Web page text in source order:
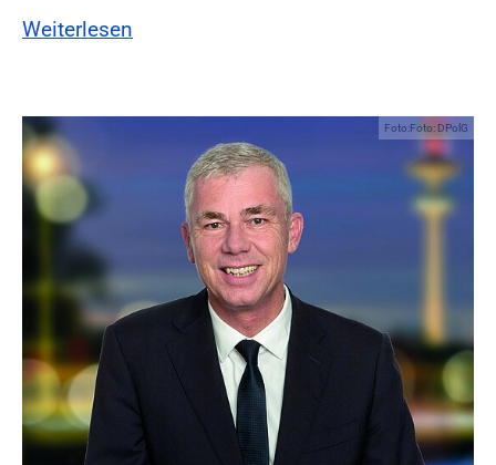
Weiterlesen
Foto:Foto: DPolG